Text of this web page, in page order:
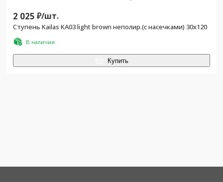
2 025 ₽/шт.
Ступень Kailas KA03 light brown неполир.(с насечками) 30x120
В наличии
Купить